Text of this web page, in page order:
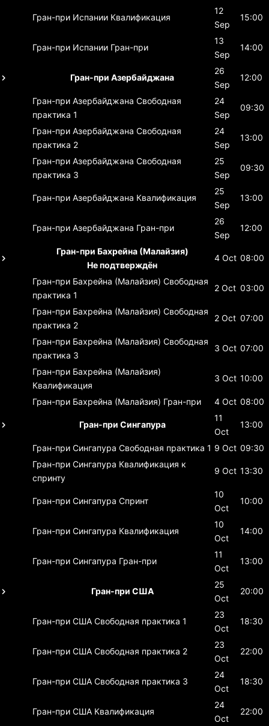
Гран-при Испании Квалификация
12
Sep
15:00
Гран-при Испании Гран-при
13
Sep
14:00
Гран-при Азербайджана
26
Sep
12:00
Гран-при Азербайджана Свободная
практика 1
24
Sep
09:30
Гран-при Азербайджана Свободная
практика 2
24
Sep
13:00
Гран-при Азербайджана Свободная
практика 3
25
Sep
09:30
Гран-при Азербайджана Квалификация
25
Sep
13:00
Гран-при Азербайджана Гран-при
26
Sep
12:00
Гран-при Бахрейна (Малайзия)
Не подтверждён
4 Oct 08:00
Гран-при Бахрейна (Малайзия) Свободная
практика 1
2 Oct 03:00
Гран-при Бахрейна (Малайзия) Свободная
практика 2
2 Oct 07:00
Гран-при Бахрейна (Малайзия) Свободная
практика 3
3 Oct 07:00
Гран-при Бахрейна (Малайзия)
Квалификация
3 Oct 10:00
Гран-при Бахрейна (Малайзия) Гран-при 4 Oct 08:00
Гран-при Сингапура
11
Oct
13:00
Гран-при Сингапура Свободная практика 1 9 Oct 09:30
Гран-при Сингапура Квалификация к
спринту
9 Oct 13:30
Гран-при Сингапура Спринт
10
Oct
10:00
Гран-при Сингапура Квалификация
10
Oct
14:00
Гран-при Сингапура Гран-при
11
Oct
13:00
Гран-при США
25
Oct
20:00
Гран-при США Свободная практика 1
23
Oct
18:30
Гран-при США Свободная практика 2
23
Oct
22:00
Гран-при США Свободная практика 3
24
Oct
18:30
Гран-при США Квалификация
24
Oct
22:00